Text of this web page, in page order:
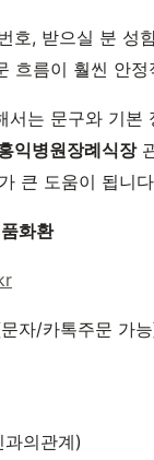
호, 받으실 분 성
흐름이 훨씬 안정
서는 문구와 기본
익병원장례식장
큰 도움이 됩니
화환
자/카톡주문 가
의관계)